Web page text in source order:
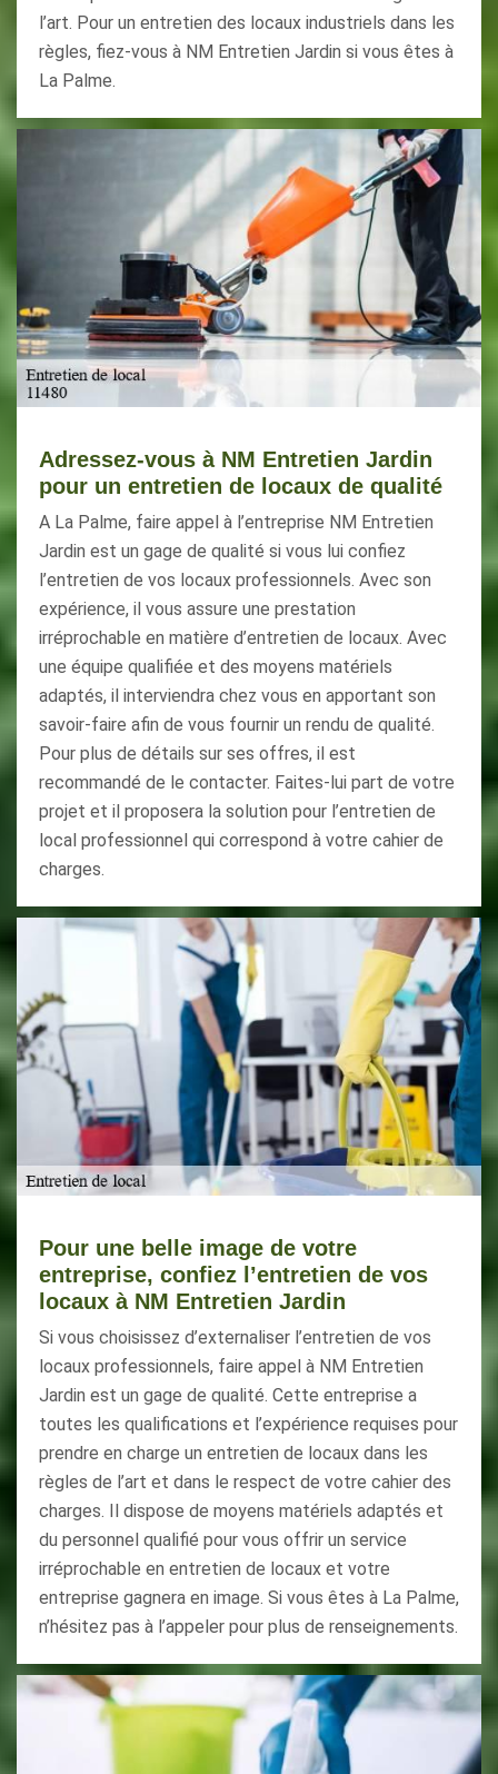
l’art. Pour un entretien des locaux industriels dans les
règles, fiez-vous à NM Entretien Jardin si vous êtes à
La Palme.
Adressez-vous à NM Entretien Jardin
pour un entretien de locaux de qualité
A La Palme, faire appel à l’entreprise NM Entretien
Jardin est un gage de qualité si vous lui confiez
l’entretien de vos locaux professionnels. Avec son
expérience, il vous assure une prestation
irréprochable en matière d’entretien de locaux. Avec
une équipe qualifiée et des moyens matériels
adaptés, il interviendra chez vous en apportant son
savoir-faire afin de vous fournir un rendu de qualité.
Pour plus de détails sur ses offres, il est
recommandé de le contacter. Faites-lui part de votre
projet et il proposera la solution pour l’entretien de
local professionnel qui correspond à votre cahier de
charges.
Pour une belle image de votre
entreprise, confiez l’entretien de vos
locaux à NM Entretien Jardin
Si vous choisissez d’externaliser l’entretien de vos
locaux professionnels, faire appel à NM Entretien
Jardin est un gage de qualité. Cette entreprise a
toutes les qualifications et l’expérience requises pour
prendre en charge un entretien de locaux dans les
règles de l’art et dans le respect de votre cahier des
charges. Il dispose de moyens matériels adaptés et
du personnel qualifié pour vous offrir un service
irréprochable en entretien de locaux et votre
entreprise gagnera en image. Si vous êtes à La Palme,
n’hésitez pas à l’appeler pour plus de renseignements.